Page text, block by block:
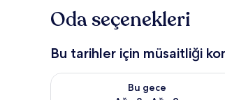
Oda seçenekleri
Bu tarihler için müsaitliği
Bu gece
Bu gece için müsaitliği kontrol et